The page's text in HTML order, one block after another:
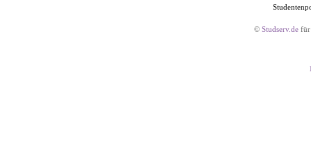
© Studserv.de für